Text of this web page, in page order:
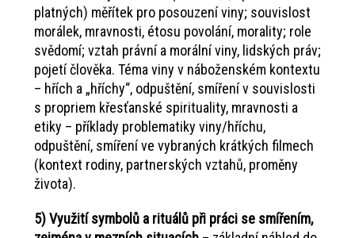
platných) měřítek pro posouzení viny; souvislost
morálek, mravnosti, étosu povolání, morality; role
svědomí; vztah právní a morální viny, lidských práv;
pojetí člověka. Téma viny v náboženském kontextu
– hřích a „hříchy“, odpuštění, smíření v souvislosti
s propriem křesťanské spirituality, mravnosti a
etiky – příklady problematiky viny/hříchu,
odpuštění, smíření ve vybraných krátkých filmech
(kontext rodiny, partnerských vztahů, proměny
života).
5) Využití symbolů a rituálů při práci se smířením,